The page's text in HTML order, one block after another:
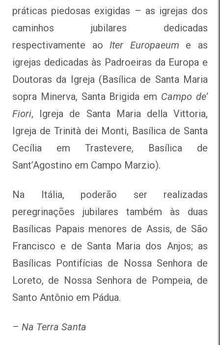
práticas piedosas exigidas – as igrejas dos
caminhos jubilares dedicadas
respectivamente aoIter Europaeum e as
igrejas dedicadas às Padroeiras da Europa e
Doutoras da Igreja (Basílica de Santa Maria
sopra Minerva, Santa Brigida em Campo de’
Fiori, Igreja de Santa Maria della Vittoria,
Igreja de Trinità dei Monti, Basílica de Santa
Cecília em Trastevere, Basílica de
Sant’Agostino em Campo Marzio).
Na Itália, poderão ser realizadas
peregrinações jubilares também às duas
Basílicas Papais menores de Assis, de São
Francisco e de Santa Maria dos Anjos; as
Basílicas Pontifícias de Nossa Senhora de
Loreto, de Nossa Senhora de Pompeia, de
Santo Antônio em Pádua.
– Na Terra Santa